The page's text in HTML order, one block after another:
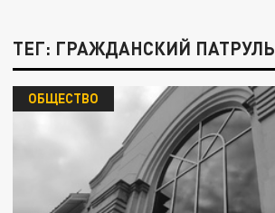
ТЕГ: ГРАЖДАНСКИЙ ПАТРУЛЬ
ОБЩЕСТВО